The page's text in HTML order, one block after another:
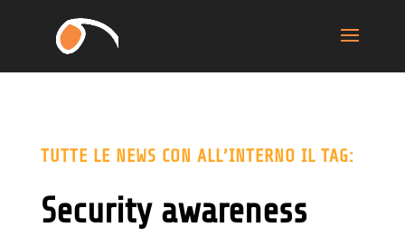
TUTTE LE NEWS CON ALL’INTERNO IL TAG:
Security awareness